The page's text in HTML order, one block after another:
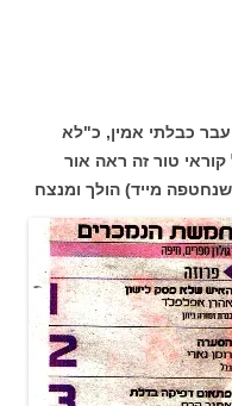
כבלתי אמין, כ"לא
טור זה ראה אור
מייד) הולך ומנצח